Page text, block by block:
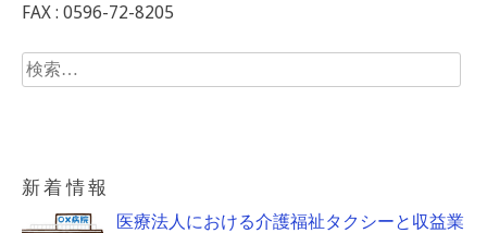
FAX : 0596-72-8205
検
索:
新着情報
医療法人における介護福祉タクシーと収益業